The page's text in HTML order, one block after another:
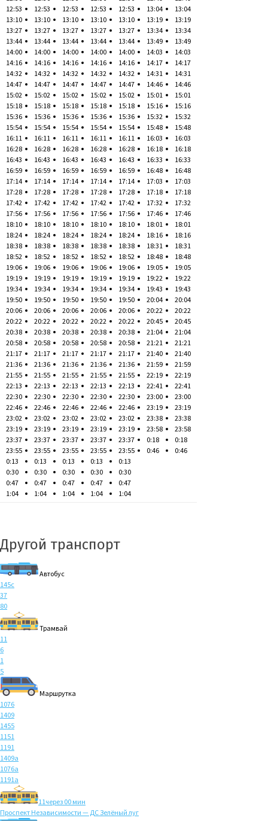
12:53
13:10
13:27
13:44
14:00
14:16
14:32
14:47
15:02
15:18
15:36
15:54
16:11
16:28
16:43
16:59
17:14
17:28
17:42
17:56
18:10
18:24
18:38
18:52
19:06
19:19
19:34
19:50
20:06
20:22
20:38
20:58
21:17
21:36
21:55
22:13
22:30
22:46
23:02
23:19
23:37
23:55
0:13
0:30
0:47
1:04
12:53
13:10
13:27
13:44
14:00
14:16
14:32
14:47
15:02
15:18
15:36
15:54
16:11
16:28
16:43
16:59
17:14
17:28
17:42
17:56
18:10
18:24
18:38
18:52
19:06
19:19
19:34
19:50
20:06
20:22
20:38
20:58
21:17
21:36
21:55
22:13
22:30
22:46
23:02
23:19
23:37
23:55
0:13
0:30
0:47
1:04
12:53
13:10
13:27
13:44
14:00
14:16
14:32
14:47
15:02
15:18
15:36
15:54
16:11
16:28
16:43
16:59
17:14
17:28
17:42
17:56
18:10
18:24
18:38
18:52
19:06
19:19
19:34
19:50
20:06
20:22
20:38
20:58
21:17
21:36
21:55
22:13
22:30
22:46
23:02
23:19
23:37
23:55
0:13
0:30
0:47
1:04
12:53
13:10
13:27
13:44
14:00
14:16
14:32
14:47
15:02
15:18
15:36
15:54
16:11
16:28
16:43
16:59
17:14
17:28
17:42
17:56
18:10
18:24
18:38
18:52
19:06
19:19
19:34
19:50
20:06
20:22
20:38
20:58
21:17
21:36
21:55
22:13
22:30
22:46
23:02
23:19
23:37
23:55
0:13
0:30
0:47
1:04
12:53
13:10
13:27
13:44
14:00
14:16
14:32
14:47
15:02
15:18
15:36
15:54
16:11
16:28
16:43
16:59
17:14
17:28
17:42
17:56
18:10
18:24
18:38
18:52
19:06
19:19
19:34
19:50
20:06
20:22
20:38
20:58
21:17
21:36
21:55
22:13
22:30
22:46
23:02
23:19
23:37
23:55
0:13
0:30
0:47
1:04
13:04
13:19
13:34
13:49
14:03
14:17
14:31
14:46
15:01
15:16
15:32
15:48
16:03
16:18
16:33
16:48
17:03
17:18
17:32
17:46
18:01
18:16
18:31
18:48
19:05
19:22
19:43
20:04
20:22
20:45
21:04
21:21
21:40
21:59
22:19
22:41
23:00
23:19
23:38
23:58
0:18
0:46
13:04
13:19
13:34
13:49
14:03
14:17
14:31
14:46
15:01
15:16
15:32
15:48
16:03
16:18
16:33
16:48
17:03
17:18
17:32
17:46
18:01
18:16
18:31
18:48
19:05
19:22
19:43
20:04
20:22
20:45
21:04
21:21
21:40
21:59
22:19
22:41
23:00
23:19
23:38
23:58
0:18
0:46
Другой транспорт
Автобус
145с
37
80
Трамвай
11
6
1
5
Маршрутка
1076
1409
1455
1151
1191
1409а
1076а
1191а
11через 00 мин
Проспект Независимости — ДС Зелёный луг